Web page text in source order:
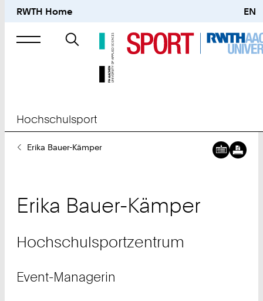
RWTH Home EN
Suche
nach
Hochschulsport
SieErika Bauer-Kämper
Erika Bauer-Kämper
Hochschulsportzentrum
Event-Managerin